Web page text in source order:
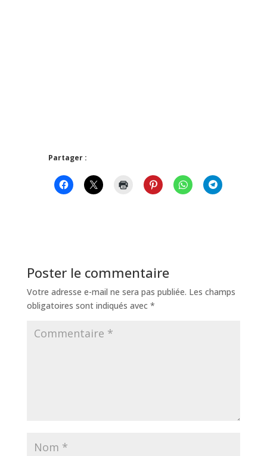
Partager :
Poster le commentaire
Votre adresse e-mail ne sera pas publiée. Les champs
obligatoires sont indiqués avec *